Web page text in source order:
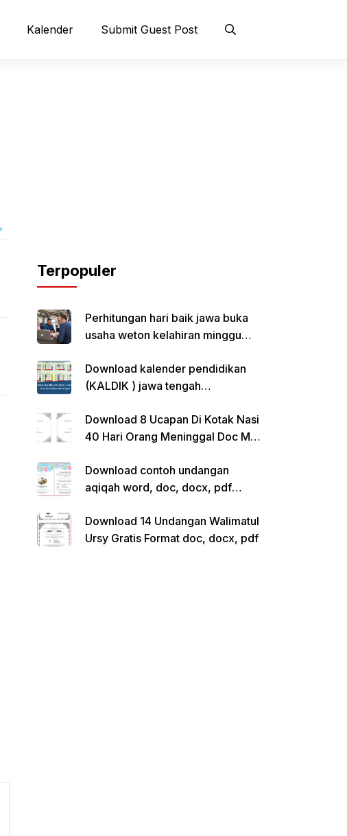
Kalender Submit Guest Post
Terpopuler
Perhitungan hari baik jawa buka
usaha weton kelahiran minggu
Download kalender pendidikan
(KALDIK ) jawa tengah
Download 8 Ucapan Di Kotak Nasi
40 Hari Orang Meninggal Doc Ms.
Download contoh undangan
aqiqah word, doc, docx, pdf
Download 14 Undangan Walimatul
Ursy Gratis Format doc, docx, pdf